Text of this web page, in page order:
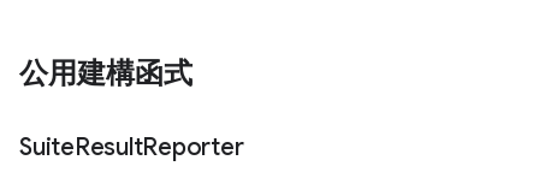
公用建構函式
SuiteResultReporter